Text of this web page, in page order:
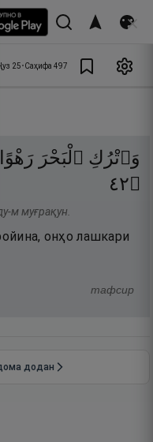
25•Саҳифа 497
وَٱتْرُكِ ٱلْبَحْرَ
۝٢٤
м муғрақун.
онҳо лашкари
тафсир
додан